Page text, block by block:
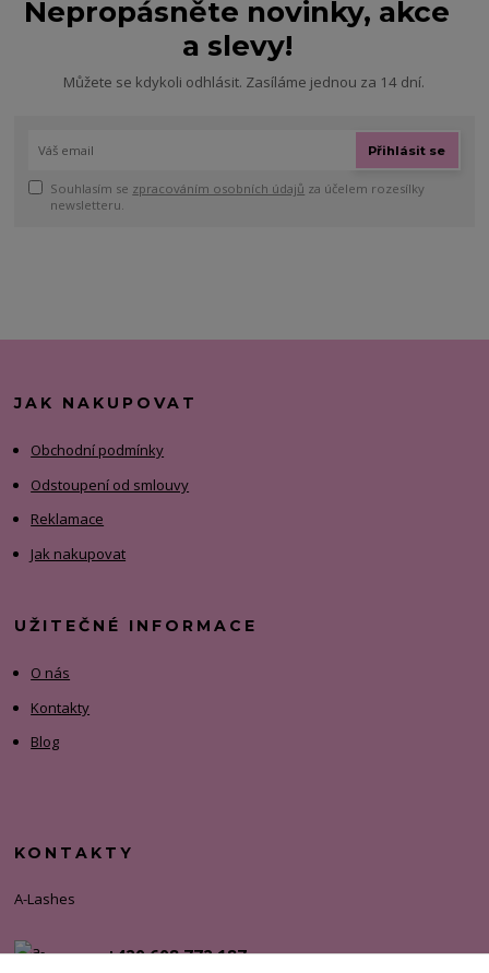
Nepropásněte novinky, akce
a slevy!
Můžete se kdykoli odhlásit. Zasíláme jednou za 14 dní.
Přihlásit se
Souhlasím se zpracováním osobních údajů za účelem rozesílky
newsletteru.
JAK NAKUPOVAT
Obchodní podmínky
Odstoupení od smlouvy
Reklamace
Jak nakupovat
UŽITEČNÉ INFORMACE
O nás
Kontakty
Blog
KONTAKTY
A-Lashes
+420 608 772 187